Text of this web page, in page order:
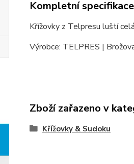
Kompletní specifikace
Křížovky z Telpresu luští
Výrobce: TELPRES |
Zboží zařazeno v
Křížovky & Sudoku